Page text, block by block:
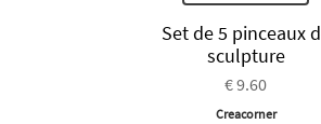
Set de 5 pinceaux
sculpture
€ 9.60
Creacorner